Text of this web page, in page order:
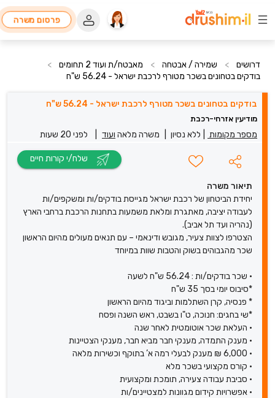
פרסום משרה
דרושים > שמירה / אבטחה > מאבטח/ת ועוד 2 תחומים
>
בודקים בטחונים בשכר מטורף לרכבת ישראל - 56.24 ש"ח
בודקים בטחונים בשכר מטורף לרכבת ישראל - 56.24 ש"ח
מודיעין אזרחי-רכבת
מספר מקומות ללא נסיון משרה מלאה ועוד לפני 20 שעות
תיאור משרה
יחידת הביטחון של רכבת ישראל מגייסת בודקים/ות ומשקפים/ות
לעבודה יציבה, מאתגרת ומלאת משמעות בתחנות הרכבת ברחבי הארץ
(נהריה ועד תל אביב).
הצטרפו לצוות צעיר, מגובש ודינאמי – עם תנאים מעולים מהיום הראשון
שכר מהגבוהים בשוק והטבות שוות במיוחד
• שכר בודקים/ות : 56.24 ש"ח לשעה
*סיבוס יומי בסך 35 ש"ח
* פנסיה, קרן השתלמות וביגוד מהיום הראשון
*שי בחגים: חנוכה, ט"ו בשבט, ראש השנה ופסח
• העלאת שכר אוטומטית לאחר שנה
• מענק התמדה, מענקי חבר מביא חבר, מענקי הצטיינות
• 6,000 ₪ מענק לבעלי רמה א’ בתוקף וכשירות מלאה
• קורס מקצועי בשכר מלא
• סביבת עבודה צעירה, תומכת ומקצועית
• אפשרויות קידום מגוונות למצטיינים/ות